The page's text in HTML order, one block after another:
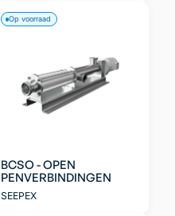
BCSO - OPEN
PENVERBINDINGEN
SEEPEX
Op voorraad